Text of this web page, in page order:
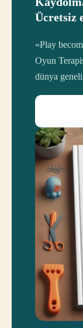
Ücretsiz
«Play
Oyun
dünya